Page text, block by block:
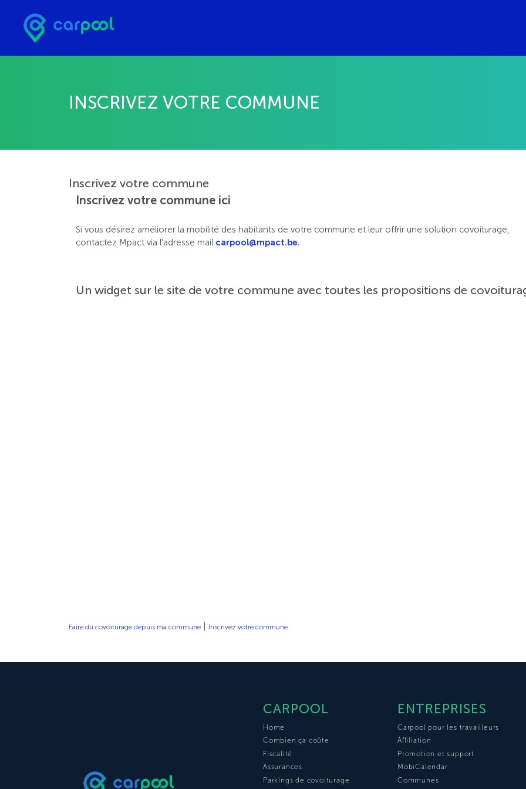
INSCRIVEZ VOTRE COMMUNE
Inscrivez votre commune
Inscrivez votre commune ici
Si vous désirez améliorer la mobilité des habitants de votre commune et leur offrir une solution covoiturage,
contactez Mpact via l'adresse mail carpool@mpact.be.
Un widget sur le site de votre commune avec toutes les propositions de
Faire du covoiturage depuis ma commune Inscrivez votre commune
CARPOOL
Home
Combien ça coûte
Fiscalité
Assurances
Parkings de covoiturage
ENTREPRISES
Carpool pour les travailleurs
Affiliation
Promotion et support
MobiCalendar
Communes